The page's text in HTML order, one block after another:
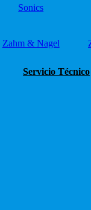
Sonics
Zahm & Nagel
Servicio Técnico